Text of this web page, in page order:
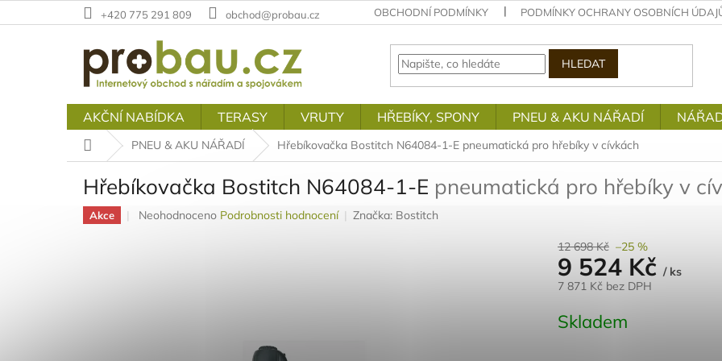
na
+420 775 291 809 obchod@probau.cz OBCHODNÍ PODMÍNKY PODMÍNKY OCHRANY OSOBNÍCH
HLEDAT
AKČNÍ NABÍDKA TERASY VRUTY HŘEBÍKY, SPONY PNEU & AKU NÁŘADÍ
Domů PNEU & AKU NÁŘADÍ Hřebíkovačka Bostitch N64084-1-E pneumatická pro hřebíky v cívkách
Hřebíkovačka Bostitch N64084-1-E pneumatická pro hřebíky v
Akce
Průměrné
Neohodnoceno Podrobnosti hodnocení Značka: Bostitch
12 698 Kč –25 %
9 524 Kč / ks
7 871 Kč bez DPH
cena:
Skladem